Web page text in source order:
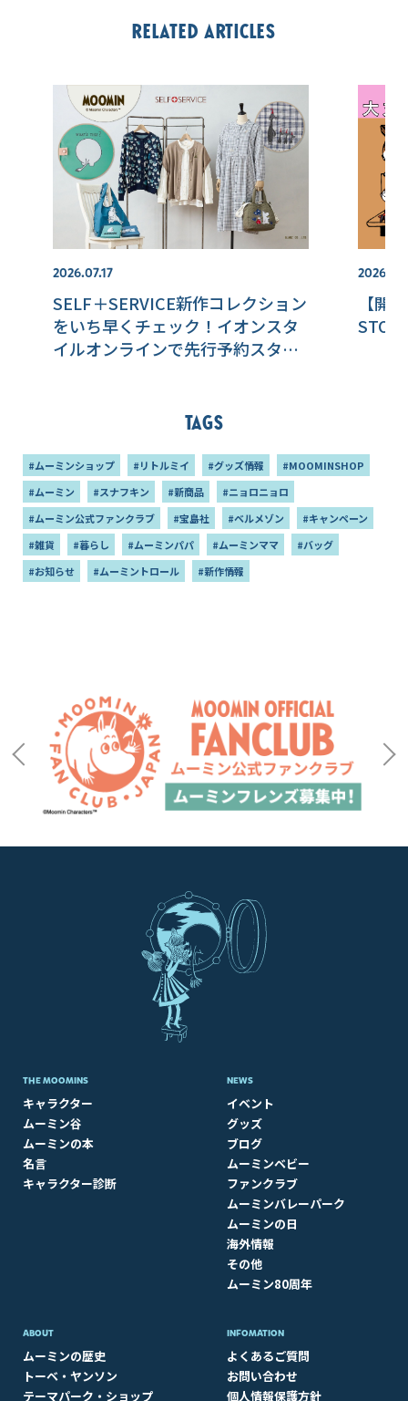
Related articles
2026.07.17
SELF＋SERVICE新作コレクション
をいち早くチェック！イオンスタ
イルオンラインで先行予約スター
【開
Tags
#ムーミンショップ #リトルミイ #グッズ情報
#MOOMINSHOP
#ムーミン
#スナフキン #新商品
#ニョロニョロ
#ムーミン公式ファンクラブ
#宝島社 #ベルメゾン
#キャンペーン
#雑貨
#暮らし #ムーミンパパ #ムーミンママ
#バッグ
#お知らせ
#ムーミントロール #新作情報
THE MOOMINS
キャラクター
ムーミン谷
ムーミンの本
名言
キャラクター診断
NEWS
イベント
グッズ
ブログ
ムーミンベビー
ファンクラブ
ムーミンバレーパーク
ムーミンの日
海外情報
その他
ムーミン80周年
ABOUT​
ムーミンの歴史
トーベ・ヤンソン
テーマパーク・ショップ
INFOMATION
よくあるご質問
お問い合わせ
個人情報保護方針